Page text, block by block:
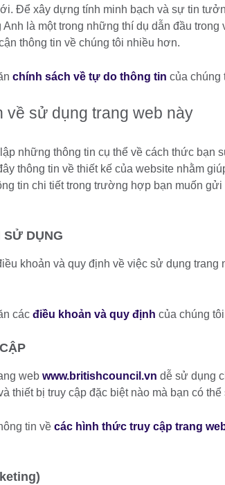
Để xây dựng tính minh bạch và sự tin
là một trong những thí dụ dẫn đầu trong
thông tin về chúng tôi nhiều hơn.
chính sách về tự do thông tin của chúng
về sử dụng trang web này
những thông tin cụ thể về cách thức bạn
thông tin về thiết kế của website nhằm
tin chi tiết trong trường hợp bạn muốn gửi
DỤNG
khoản và quy định về việc sử dụng trang
các điều khoản và quy định của chúng
web www.britishcouncil.vn dễ sử dụng
thiết bị truy cập đặc biệt nào mà bạn có thể
tin về các hình thức truy cập trang